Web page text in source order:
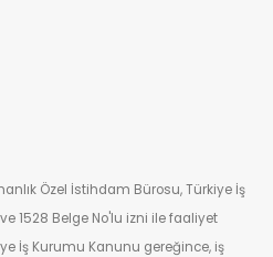
Özel İstihdam Bürosu, Türkiye İş
1528 Belge No'lu izni ile faaliyet
İş Kurumu Kanunu gereğince, iş